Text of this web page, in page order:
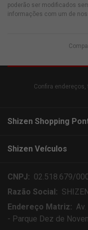
poderão ser modificados
informações com um de
Confira
Shizen Shopping
Shizen Veículos
CNPJ: 02.518.679/
Razão Social:
Endereço Matriz:
- Parque Dez de